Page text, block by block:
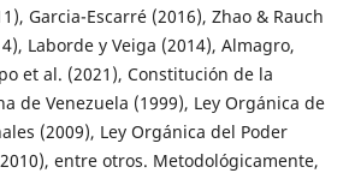
Garcia-Escarré (2016), Zhao & Rauch
Laborde y Veiga (2014), Almagro,
et al. (2021), Constitución de la
de Venezuela (1999), Ley Orgánica de
(2009), Ley Orgánica del Poder
entre otros. Metodológicamente,